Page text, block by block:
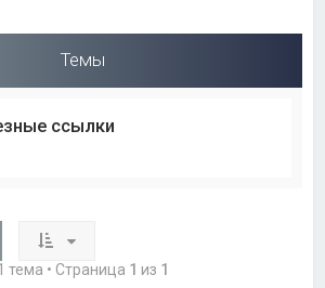
Темы
ссылки
тема • Страница 1 из 1